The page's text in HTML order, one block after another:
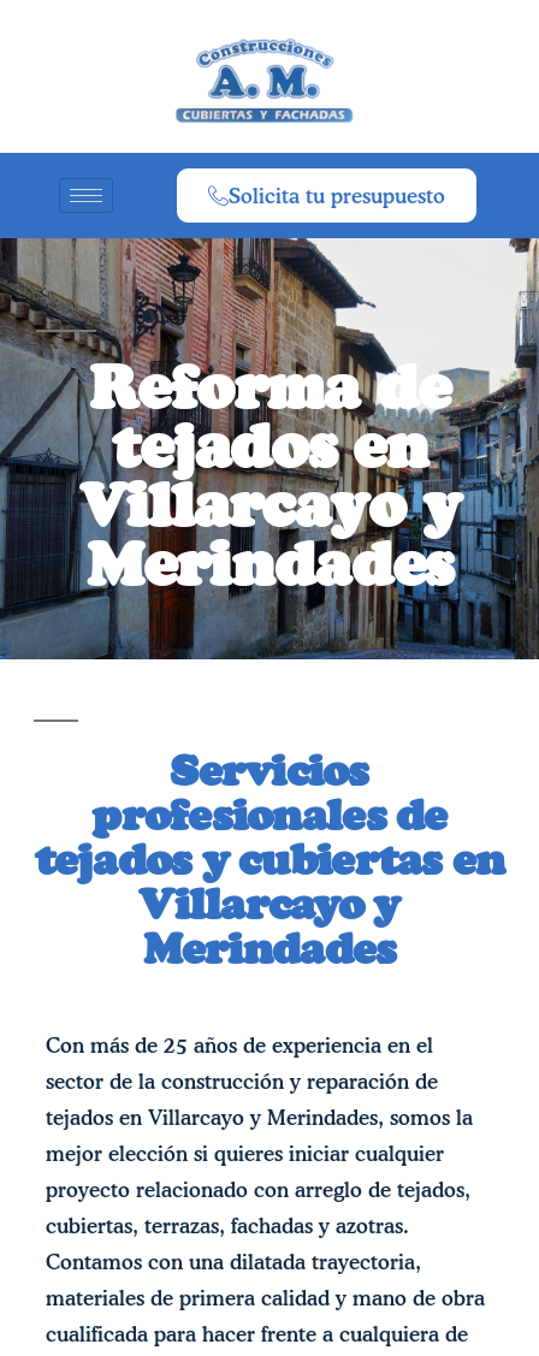
Solicita tu presupuesto
Reforma de
tejados en
Villarcayo y
Merindades
Servicios
profesionales de
tejados y cubiertas en
Villarcayo y
Merindades
Con más de 25 años de experiencia en el
sector de la construcción y reparación de
tejados en Villarcayo y Merindades, somos la
mejor elección si quieres iniciar cualquier
proyecto relacionado con arreglo de tejados,
cubiertas, terrazas, fachadas y azotras.
Contamos con una dilatada trayectoria,
materiales de primera calidad y mano de obra
cualificada para hacer frente a cualquiera de